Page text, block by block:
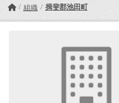
組織 揖斐郡池田町